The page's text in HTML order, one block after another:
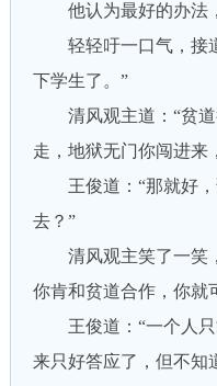
他认为最好的办法，
轻轻吁一口气，接道
下学生了。”
清风观主道：“贫道
走，地狱无门你闯进来
王俊道：“那就好，
去？”
清风观主笑了一笑，
你肯和贫道合作，你就
王俊道：“一个人只
来只好答应了，但不知